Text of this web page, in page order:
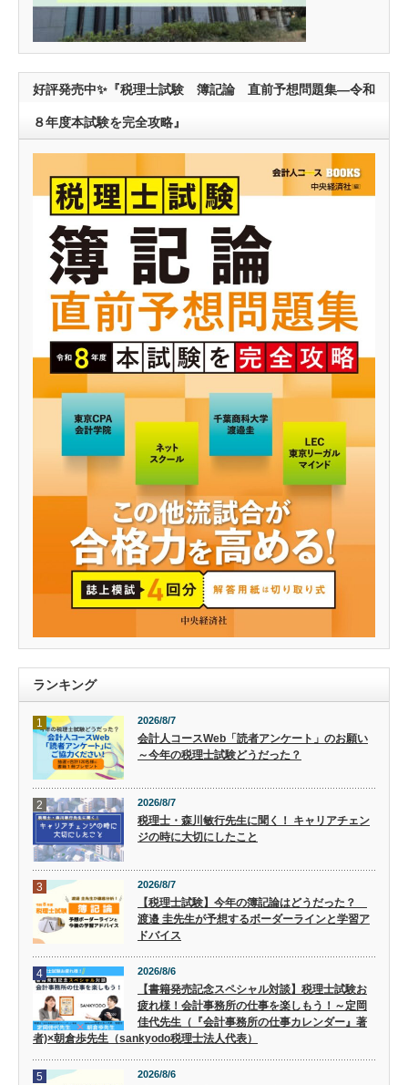
好評発売中✨『税理士試験 簿記論 直前予想問題集―令和
８年度本試験を完全攻略』
ランキング
1 2026/8/7
会計人コースWeb「読者アンケート」のお願い
～今年の税理士試験どうだった？
2 2026/8/7
税理士・森川敏行先生に聞く！ キャリアチェン
ジの時に大切にしたこと
3 2026/8/7
【税理士試験】今年の簿記論はどうだった？
渡邉 圭先生が予想するボーダーラインと学習ア
ドバイス
4 2026/8/6
【書籍発売記念スペシャル対談】税理士試験お
疲れ様！会計事務所の仕事を楽しもう！～定岡
佳代先生（『会計事務所の仕事カレンダー』著
者)×朝倉歩先生（sankyodo税理士法人代表）
5 2026/8/6